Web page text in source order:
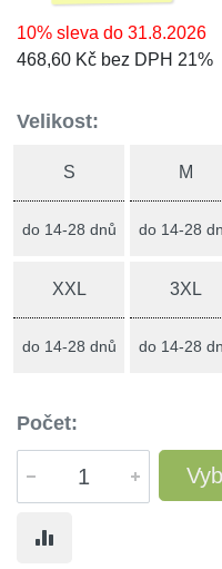
10% sleva do 31.8.2026
468,60 Kč bez DPH 21%
Velikost:
S
do 14-28 dnů
M
do 14-28
XXL
do 14-28 dnů
3XL
do 14-28
Počet: